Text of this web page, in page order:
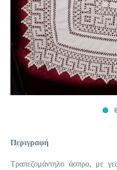
Previous
Περιγραφή
Τραπεζομάντηλο άσπρο, με